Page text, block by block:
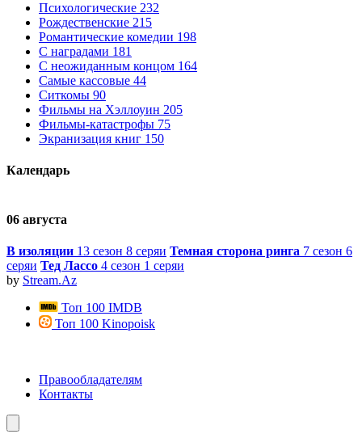
Психологические 232
Рождественские 215
Романтические комедии 198
С наградами 181
С неожиданным концом 164
Самые кассовые 44
Ситкомы 90
Фильмы на Хэллоуин 205
Фильмы-катастрофы 75
Экранизация книг 150
Календарь
06 августа
В изоляции 13 сезон 8 серяи Темная сторона ринга 7 сезон 6
серяи Тед Лассо 4 сезон 1 серяи
by Stream.Az
Топ 100 IMDB
Топ 100 Kinopoisk
Правообладателям
Контакты